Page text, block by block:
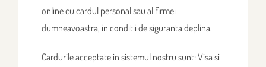
online cu cardul personal sau al firmei
dumneavoastra, in conditii de siguranta deplina.
Cardurile acceptate in sistemul nostru sunt: Visa si